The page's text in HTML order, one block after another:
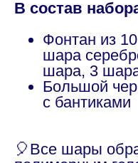
В состав
Фонтан из
шара
шара, 3
Большой
с бантиками
🎈Все шары